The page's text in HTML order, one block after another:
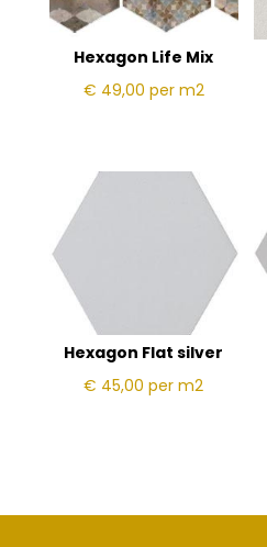
Hexagon Life Mix
€ 49,00 per m2
Hexagon Flat silver
€ 45,00per m2